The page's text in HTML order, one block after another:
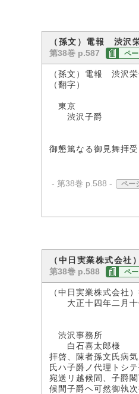
（孫文）電報 渋沢
第38巻 p.587
ペ
（孫文）電報 渋沢
（翻字）
大正十四年
東京
渋沢子爵
奉
御懇篤なる御見舞拝
- 第38巻 p.588 - ペー
（中日実業株式会
第38巻 p.588
ペ
（中日実業株式会
大正十四年二月十
東京市麹町
中日実
渋沢事務所
白石喜太郎様
拝啓、陳者孫文氏病
氏ハ子爵ノ代理トシ
宛送リ越候間、子爵
候間子爵ヘ可然御執